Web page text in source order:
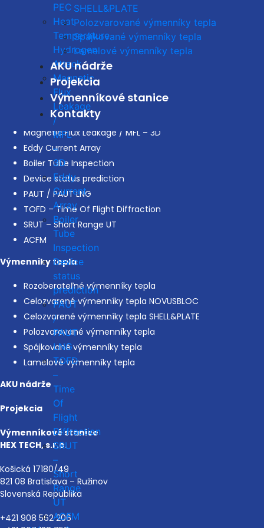
PEC
Heat
Temperature
Hydrogen
Attack
Magnetic
Flux
Leakage
/
MFL
–
3D
Eddy
Current
Array
Boiler
Tube
Inspection
Device
status
prediction
PAUT
/
PAUT
LNG
TOFD
–
Time
Of
Flight
Diffraction
SRUT
–
Short
Range
UT
ACFM
SHELL&PLATE
Polozvarované výmenníky tepla
Spájkované výmenníky tepla
Lamelové výmenníky tepla
AKU nádrže
Projekcia
Výmenníkové stanice
Kontakty
TOFD – Time Of Flight Diffraction
Advanced NDT
Guided Waves / LRUT / GUL
Pullsed Eddy Current / PECT
Heat Temperature Hydrogen Attack
Magnetic Flux Leakage / MFL – 3D
Eddy Current Array
Boiler Tube Inspection
Device status prediction
PAUT / PAUT LNG
TOFD – Time Of Flight Diffraction
SRUT – Short Range UT
ACFM
Výmenniky tepla
Rozoberateľné výmenníky tepla
Celozvarené výmenníky tepla NOVUSBLOC
Celozvarené výmenníky tepla SHELL&PLATE
Polozvarované výmenníky tepla
Spájkované výmenníky tepla
Lamelové výmenníky tepla
AKU nádrže
Projekcia
Výmenníkové stanice
HEX TECH, s.r.o.
Košická 17180/49
821 08 Bratislava – Ružinov
Slovenská Republika
+421 908 562 206